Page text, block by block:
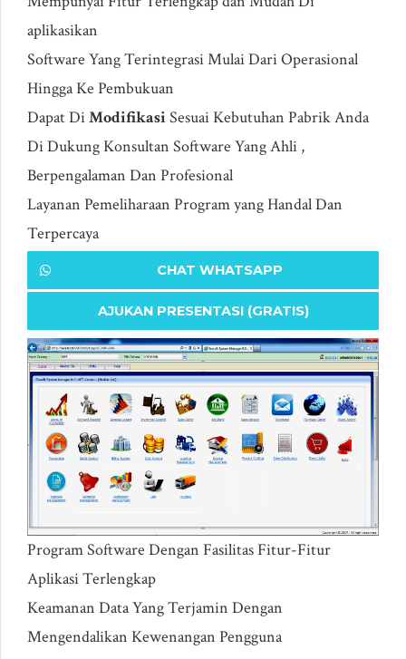
aplikasikan
Software Yang Terintegrasi Mulai Dari Operasional
Hingga Ke Pembukuan
Dapat DiModifikasi Sesuai Kebutuhan Pabrik Anda
Di Dukung Konsultan Software Yang Ahli ,
Berpengalaman Dan Profesional
Layanan Pemeliharaan Program yang Handal Dan
Terpercaya
CHAT WHATSAPP
AJUKAN PRESENTASI (GRATIS)
Program Software Dengan Fasilitas Fitur-Fitur
Aplikasi Terlengkap
Keamanan Data Yang Terjamin Dengan
Mengendalikan Kewenangan Pengguna